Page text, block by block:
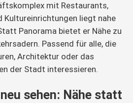
mit Restaurants,
Kultureinrichtungen liegt nahe
Panorama bietet er Nähe zu
Passend für alle, die
Architektur oder das
der Stadt interessieren.
sehen: Nähe statt